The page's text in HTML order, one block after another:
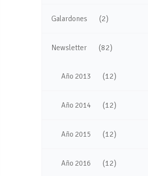
Galardones (2)
Newsletter (82)
Año 2013 (12)
Año 2014 (12)
Año 2015 (12)
Año 2016 (12)